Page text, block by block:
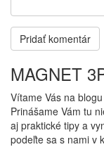
MAGNET
Vítame Vás na
Prinášame Vám tu
aj praktické tipy a
podeľte sa s nami v